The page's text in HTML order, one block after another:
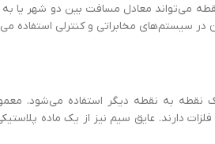
می‌تواند معادل مسافت بین دو شهر یا به
در سیستم‌های مخابراتی و کنترلی استفاده
به نقطه دیگر استفاده می‌شود.